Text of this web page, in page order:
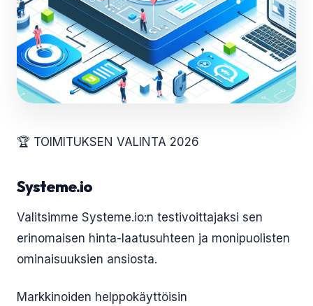
🏆 TOIMITUKSEN VALINTA 2026
Systeme.io
Valitsimme Systeme.io:n testivoittajaksi sen
erinomaisen hinta-laatusuhteen ja monipuolisten
ominaisuuksien ansiosta.
Markkinoiden helppokäyttöisin